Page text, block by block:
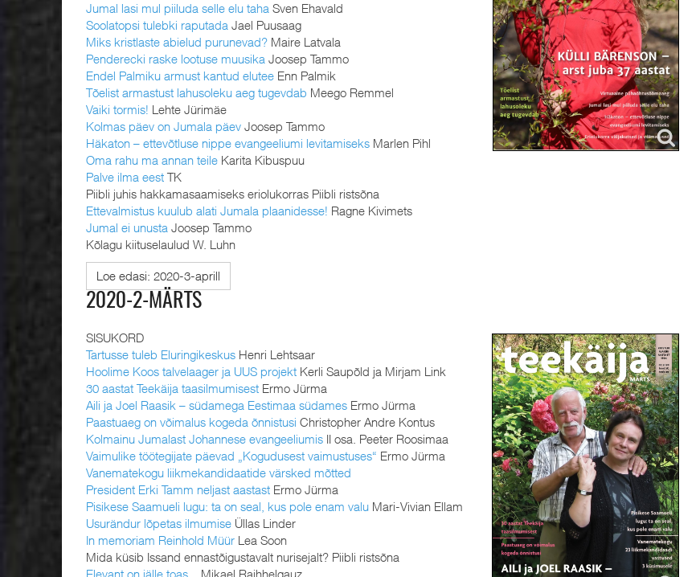
Jumal lasi mul piiluda selle elu taha Sven Ehavald
Soolatopsi tulebki raputada Jael Puusaag
Miks kristlaste abielud purunevad? Maire Latvala
Penderecki raske lootuse muusika Joosep Tammo
Endel Palmiku armust kantud elutee Enn Palmik
Tõelist armastust lahusoleku aeg tugevdab Meego Remmel
Vaiki tormis! Lehte Jürimäe
Kolmas päev on Jumala päev Joosep Tammo
Häkaton – ettevõtluse nippe evangeeliumi levitamiseks Marlen Pihl
Oma rahu ma annan teile Karita Kibuspuu
Palve ilma eest TK
Piibli juhis hakkamasaamiseks eriolukorras Piibli ristsõna
Ettevalmistus kuulub alati Jumala plaanidesse! Ragne Kivimets
Jumal ei unusta Joosep Tammo
Kõlagu kiituselaulud W. Luhn
Loe edasi: 2020-3-aprill
2020-2-MÄRTS
SISUKORD
Tartusse tuleb Eluringikeskus Henri Lehtsaar
Hoolime Koos talvelaager ja UUS projekt Kerli Saupõld ja Mirjam Link
30 aastat Teekäija taasilmumisest Ermo Jürma
Aili ja Joel Raasik – südamega Eestimaa südames Ermo Jürma
Paastuaeg on võimalus kogeda õnnistusi Christopher Andre Kontus
Kolmainu Jumalast Johannese evangeeliumis II osa. Peeter Roosimaa
Vaimulike töötegijate päevad „Kogudusest vaimustuses“ Ermo Jürma
Vanematekogu liikmekandidaatide värsked mõtted
President Erki Tamm neljast aastast Ermo Jürma
Pisikese Saamueli lugu: ta on seal, kus pole enam valu Mari-Vivian Ellam
Usurändur lõpetas ilmumise Üllas Linder
In memoriam Reinhold Müür Lea Soon
Mida küsib Issand ennastõigustavalt nurisejalt? Piibli ristsõna
Elevant on jälle toas...
Mikael Raihhelgauz